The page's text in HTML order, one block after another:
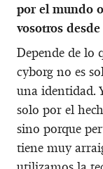
por el mundo
vosotros
Depende de lo
cyborg no es
una identidad.
solo por el
sino porque
tiene muy